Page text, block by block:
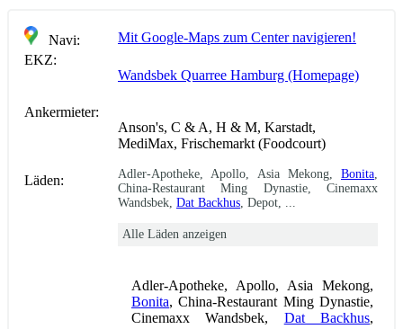
Navi:
Mit Google-Maps zum Center navigieren!
EKZ:
Wandsbek Quarree Hamburg (Homepage)
Ankermieter:
Anson's, C & A, H & M, Karstadt,
MediMax, Frischemarkt (Foodcourt)
Läden: Adler-Apotheke, Apollo, Asia Mekong, Bonita
China-Restaurant Ming Dynastie, Cinemaxx
Wandsbek, Dat Backhus , Depot, ...
Alle Läden anzeigen
Adler-Apotheke, Apollo, Asia Mekong,
Bonita, China-Restaurant Ming Dynastie,
Cinemaxx Wandsbek, Dat Backhus,